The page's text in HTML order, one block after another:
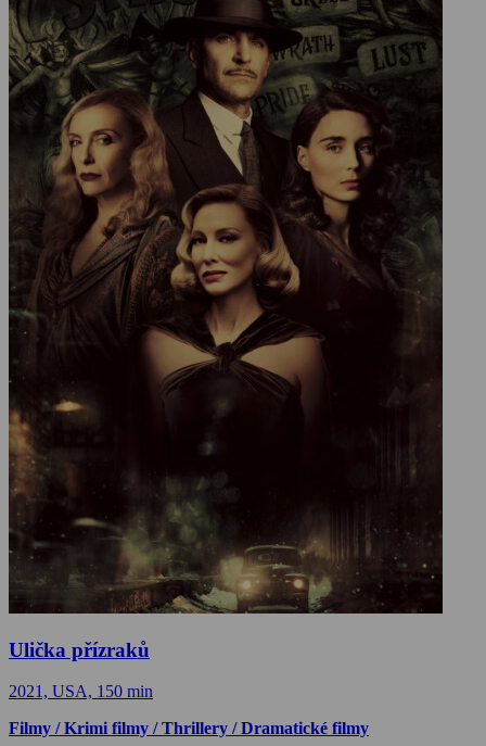
Ulička přízraků
2021, USA, 150 min
Filmy / Krimi filmy / Thrillery / Dramatické filmy